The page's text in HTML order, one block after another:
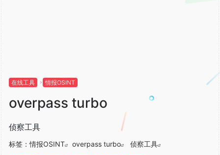
在线工具 情报OSINT
overpass turbo
侦察工具
标签：情报OSINT overpass turbo
侦察工具